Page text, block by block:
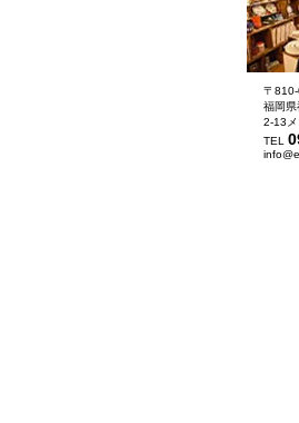
〒
福岡県
2-13
TEL